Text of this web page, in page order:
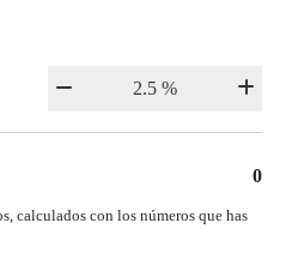
0
calculados con los números que has